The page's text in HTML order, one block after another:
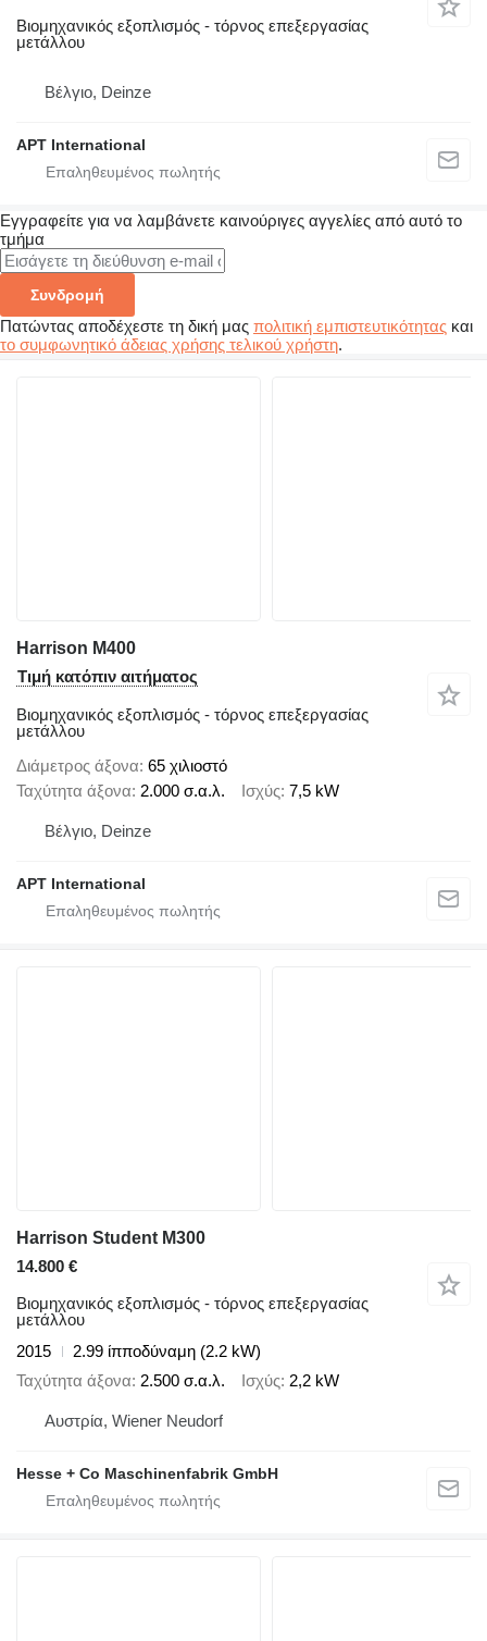
Βιομηχανικός εξοπλισμός - τόρνος επεξεργασίας
μετάλλου
Βέλγιο, Deinze
APT International
Εγγραφείτε για να λαμβάνετε καινούριγες αγγελίες από αυτό το
τμήμα
Συνδρομή
Πατώντας αποδέχεστε τη δική μας πολιτική εμπιστευτικότητας και
το συμφωνητικό άδειας χρήσης τελικού χρήστη.
Harrison M400
Τιμή κατόπιν αιτήματος
Βιομηχανικός εξοπλισμός - τόρνος επεξεργασίας
μετάλλου
Διάμετρος άξονα 65 χιλιοστό
Ταχύτητα άξονα 2.000 σ.α.λ. Ισχύς 7,5 kW
Βέλγιο, Deinze
APT International
Harrison Student M300
14.800 €
Βιομηχανικός εξοπλισμός - τόρνος επεξεργασίας
μετάλλου
2015
2.99 ίπποδύναμη (2.2 kW)
Ταχύτητα άξονα 2.500 σ.α.λ. Ισχύς 2,2 kW
Αυστρία, Wiener Neudorf
Hesse + Co Maschinenfabrik GmbH